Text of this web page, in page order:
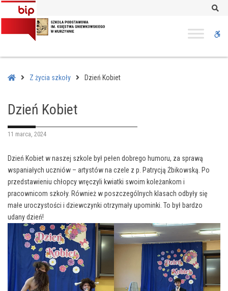
–
Dzień
HomeZ życia szkoły Dzień Kobiet
Dzień Kobiet
11 marca, 2024
Dzień Kobiet w naszej szkole był pełen dobrego humoru, za sprawą
wspaniałych uczniów – artystów na czele z p. Patrycją Żbikowską. Po
przedstawieniu chłopcy wręczyli kwiatki swoim koleżankom i
pracownicom szkoły. Również w poszczególnych klasach odbyły się
małe uroczystości i dziewczynki otrzymały upominki. To był bardzo
udany dzień!